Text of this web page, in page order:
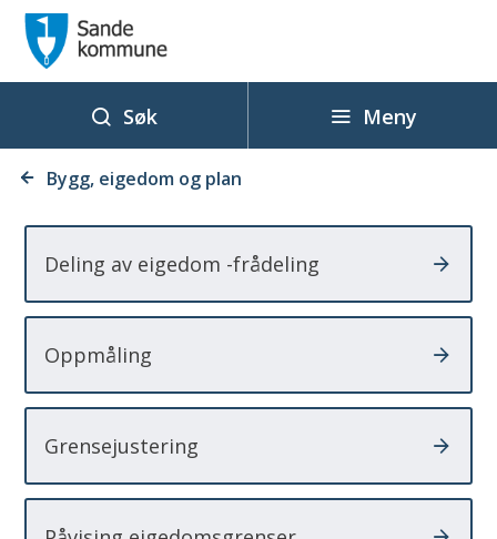
a
n
e
k
m
u
Søk Meny
Du
her:
Bygg, eigedom og plan
Deling av eigedom -frådeling
Oppmåling
Grensejustering